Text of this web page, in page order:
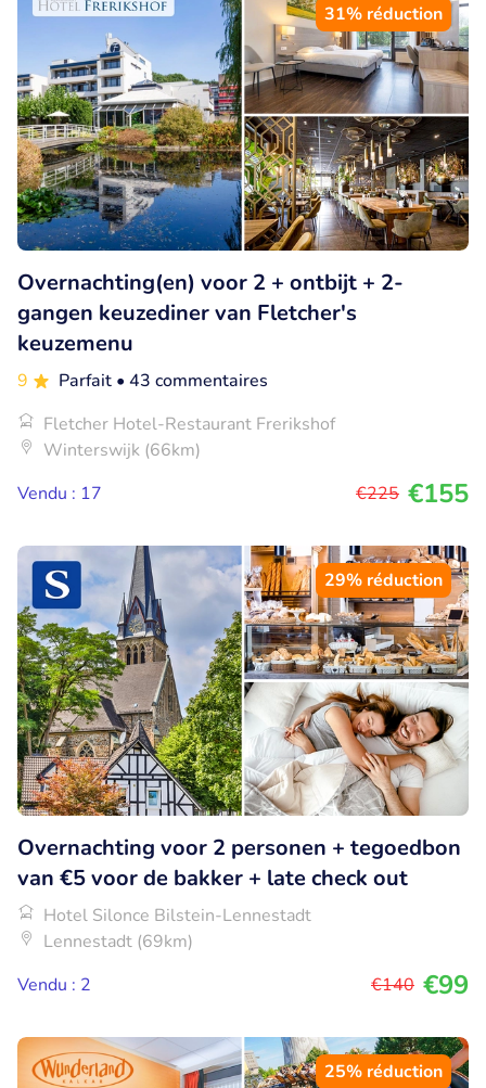
31% réduction
Overnachting(en) voor 2 + ontbijt + 2-
gangen keuzediner van Fletcher's
keuzemenu
9 Parfait • 43 commentaires
Fletcher Hotel-Restaurant Frerikshof
Winterswijk (66km)
Vendu : 17
€225 €155
29% réduction
Overnachting voor 2 personen + tegoedbon
van €5 voor de bakker + late check out
Hotel Silonce Bilstein-Lennestadt
Lennestadt (69km)
Vendu : 2
€140 €99
25% réduction